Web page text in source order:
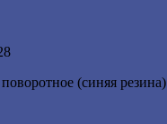
(синяя резина)